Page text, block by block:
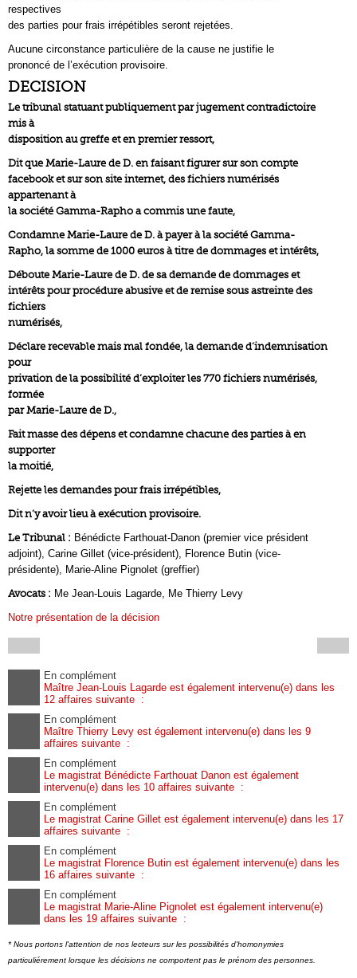
respectives
des parties pour frais irrépétibles seront rejetées.
Aucune circonstance particulière de la cause ne justifie le
prononcé de l’exécution provisoire.
DECISION
Le tribunal statuant publiquement par jugement contradictoire
mis à
disposition au greffe et en premier ressort,
Dit que Marie-Laure de D. en faisant figurer sur son compte
facebook et sur son site internet, des fichiers numérisés
appartenant à
la société Gamma-Rapho a commis une faute,
Condamne Marie-Laure de D. à payer à la société Gamma-
Rapho, la somme de 1000 euros à titre de dommages et intérêts,
Déboute Marie-Laure de D. de sa demande de dommages et
intérêts pour procédure abusive et de remise sous astreinte des
fichiers
numérisés,
Déclare recevable mais mal fondée, la demande d’indemnisation
pour
privation de la possibilité d’exploiter les 770 fichiers numérisés,
formée
par Marie-Laure de D.,
Fait masse des dépens et condamne chacune des parties à en
supporter
la moitié,
Rejette les demandes pour frais irrépétibles,
Dit n’y avoir lieu à exécution provisoire.
Le Tribunal : Bénédicte Farthouat-Danon (premier vice président
adjoint), Carine Gillet (vice-président), Florence Butin (vice-
présidente), Marie-Aline Pignolet (greffier)
Avocats : Me Jean-Louis Lagarde, Me Thierry Levy
Notre présentation de la décision
En complément
Maître Jean-Louis Lagarde est également intervenu(e) dans les
12 affaires suivante :
En complément
Maître Thierry Levy est également intervenu(e) dans les 9
affaires suivante :
En complément
Le magistrat Bénédicte Farthouat Danon est également
intervenu(e) dans les 10 affaires suivante :
En complément
Le magistrat Carine Gillet est également intervenu(e) dans les 17
affaires suivante :
En complément
Le magistrat Florence Butin est également intervenu(e) dans les
16 affaires suivante :
En complément
Le magistrat Marie-Aline Pignolet est également intervenu(e)
dans les 19 affaires suivante :
* Nous portons l'attention de nos lecteurs sur les possibilités d'homonymies
particuliérement lorsque les décisions ne comportent pas le prénom des personnes.